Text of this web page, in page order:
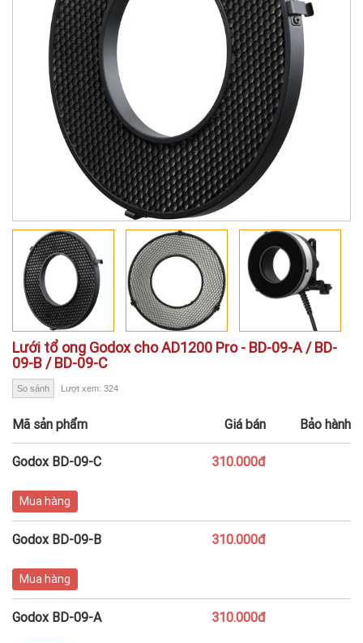
Lưới tổ ong Godox cho AD1200 Pro - BD-09-A / BD-
09-B / BD-09-C
So sánh Lượt xem: 324
Mã sản phẩm Giá bán Bảo hành
Godox BD-09-C 310.000đ
Mua hàng
Godox BD-09-B 310.000đ
Mua hàng
Godox BD-09-A 310.000đ